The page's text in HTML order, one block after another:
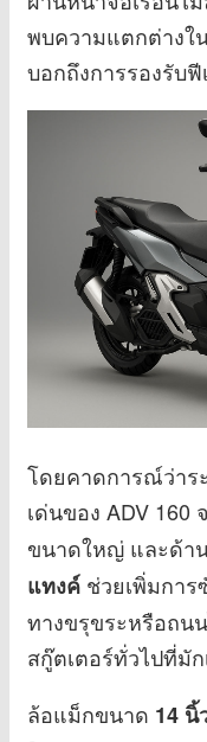
พบความแตกต่างใ
บอกถึงการรองรับฟี
โดยคาดการณ์ว่าร
เด่นของ ADV 160
ขนาดใหญ่ และด้า
แทงค์ ช่วยเพิ่มกา
ทางขรุขระหรือถน
สกู๊ตเตอร์ทั่วไปที่มัก
ล้อแม็กขนาด 14 นิ้